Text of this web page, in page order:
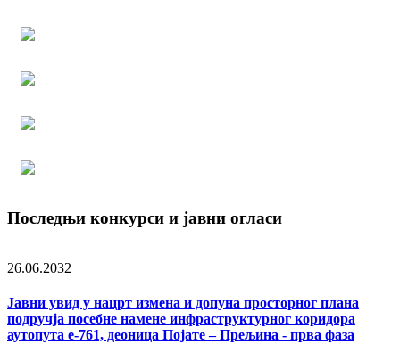
Последњи конкурси и јавни огласи
26.06.2032
Јавни увид у нацрт измена и допуна просторног плана
подручја посебне намене инфраструктурног коридора
аутопута е-761, деоница Појате – Прељина - прва фаза